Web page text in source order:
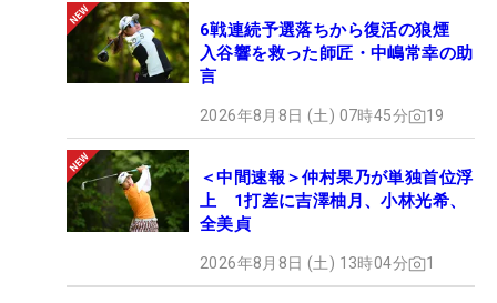
6戦連続予選落ちから復活の狼煙
入谷響を救った師匠・中嶋常幸の助
言
2026年8月8日 (土) 07時45分 19
＜中間速報＞仲村果乃が単独首位浮
上 1打差に吉澤柚月、小林光希、
全美貞
2026年8月8日 (土) 13時04分 1